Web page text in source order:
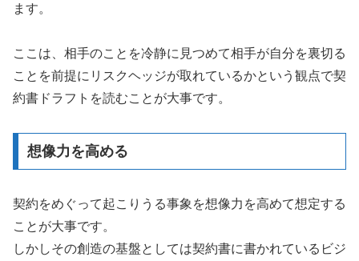
ます。
ここは、相手のことを冷静に見つめて相手が自分を裏切る
ことを前提にリスクヘッジが取れているかという観点で契
約書ドラフトを読むことが大事です。
想像力を高める
契約をめぐって起こりうる事象を想像力を高めて想定する
ことが大事です。
しかしその創造の基盤としては契約書に書かれているビジ